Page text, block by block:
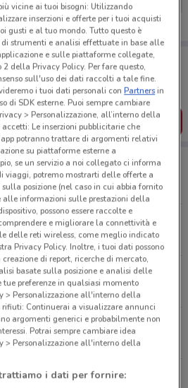
sempre con te!
migliori offerte dei negozi vicino a te,
la tua lista del risparmio, comodamente
SCARICA L’APP
Latina
Snc Latina
Terracina
Tutti i negozi MD Viaggi
vicine ai tuoi bisogni: Utilizzando
inserzioni e offerte per i tuoi acquisti
gusti e al tuo mondo. Tutto questo è
di strumenti e analisi effettuate in base alle
e sulle piattaforme collegate,
della Privacy Policy. Per fare questo,
sull'uso dei dati raccolti a tale fine.
i tuoi dati personali conPartnersin
di SDK esterne. Puoi sempre cambiare
> Personalizzazione, all’interno della
accetti: Le inserzioni pubblicitarie che
potranno trattare di argomenti relativi
su piattaforme esterne a
se un servizio a noi collegato ci informa
viaggi, potremo mostrarti delle offerte a
posizione (nel caso in cui abbia fornito
alle informazioni sulle prestazioni della
possono essere raccolte e
e migliorare la connettività e
delle reti wireless, come meglio indicato
Privacy Policy. Inoltre, i tuoi dati possono
di report, ricerche di mercato,
basate sulla posizione e analisi delle
preferenze in qualsiasi momento
> Personalizzazione all'interno della
rifiuti: Continuerai a visualizzare annunci
argomenti generici e probabilmente non
Potrai sempre cambiare idea
> Personalizzazione all'interno della
i dati per fornire: